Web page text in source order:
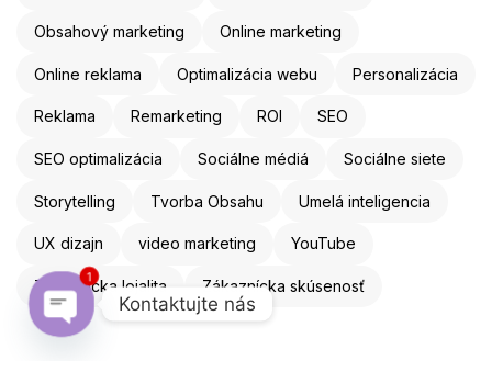
Obsahový marketing Online marketing
Online reklama Optimalizácia webu Personalizácia
Reklama Remarketing ROI SEO
SEO optimalizácia Sociálne médiá Sociálne siete
Storytelling Tvorba Obsahu Umelá inteligencia
UX dizajn video marketing YouTube
Zákaznícka lojalita Zákaznícka skúsenosť
Kontaktujte nás
1